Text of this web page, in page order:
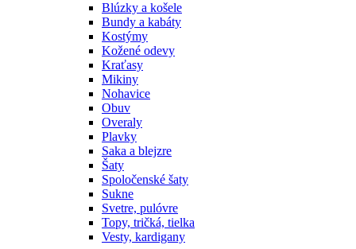
Blúzky a košele
Bundy a kabáty
Kostýmy
Kožené odevy
Kraťasy
Mikiny
Nohavice
Obuv
Overaly
Plavky
Saka a blejzre
Šaty
Spoločenské šaty
Sukne
Svetre, pulóvre
Topy, tričká, tielka
Vesty, kardigany